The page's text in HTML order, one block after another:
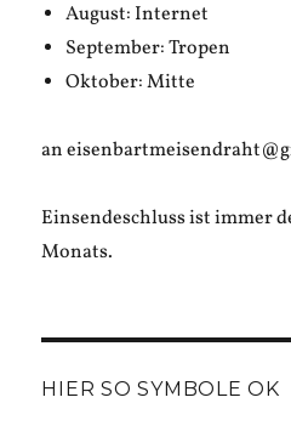
August: Internet
September: Tropen
Oktober: Mitte
an
Einsendeschluss ist immer
Monats.
HIER SO SYMBOLE OK